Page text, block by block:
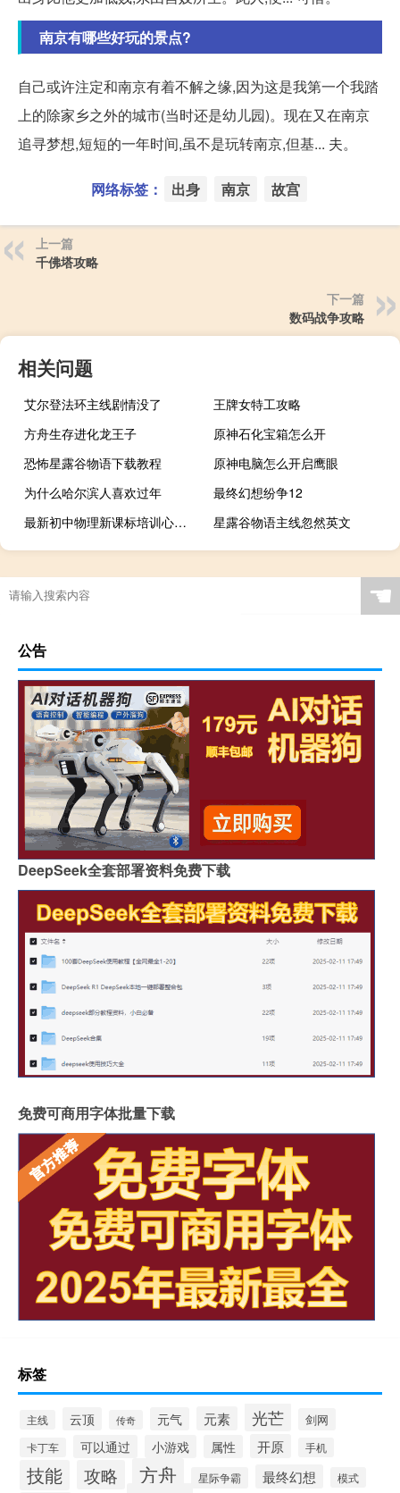
南京有哪些好玩的景点?
自己或许注定和南京有着不解之缘,因为这是我第一个我踏
上的除家乡之外的城市(当时还是幼儿园)。现在又在南京
追寻梦想,短短的一年时间,虽不是玩转南京,但基... 夫。
网络标签： 出身 南京 故宫
上一篇
千佛塔攻略
下一篇
数码战争攻略
相关问题
艾尔登法环主线剧情没了
王牌女特工攻略
方舟生存进化龙王子
原神石化宝箱怎么开
恐怖星露谷物语下载教程
原神电脑怎么开启鹰眼
为什么哈尔滨人喜欢过年
最终幻想纷争12
最新初中物理新课标培训心得体会
星露谷物语主线忽然英文
☚
公告
DeepSeek全套部署资料免费下载
免费可商用字体批量下载
标签
主线 云顶 传奇 元气 元素 光芒 剑网
卡丁车 可以通过 小游戏 属性 开原 手机
技能 攻略 方舟 星际争霸 最终幻想 模式